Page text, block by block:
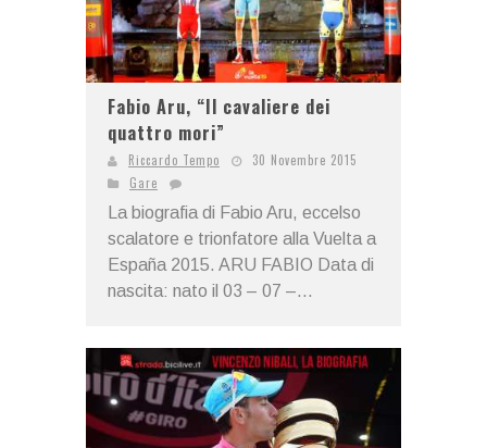
Fabio Aru, “Il cavaliere dei
quattro mori”
Riccardo Tempo
30 Novembre 2015
Gare
La biografia di Fabio Aru, eccelso
scalatore e trionfatore alla Vuelta a
España 2015. ARU FABIO Data di
nascita: nato il 03 – 07 –...